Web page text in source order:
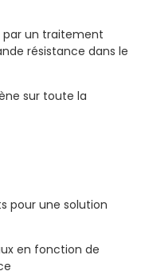
par un traitement
résistance dans le
sur toute la
pour une solution
en fonction de